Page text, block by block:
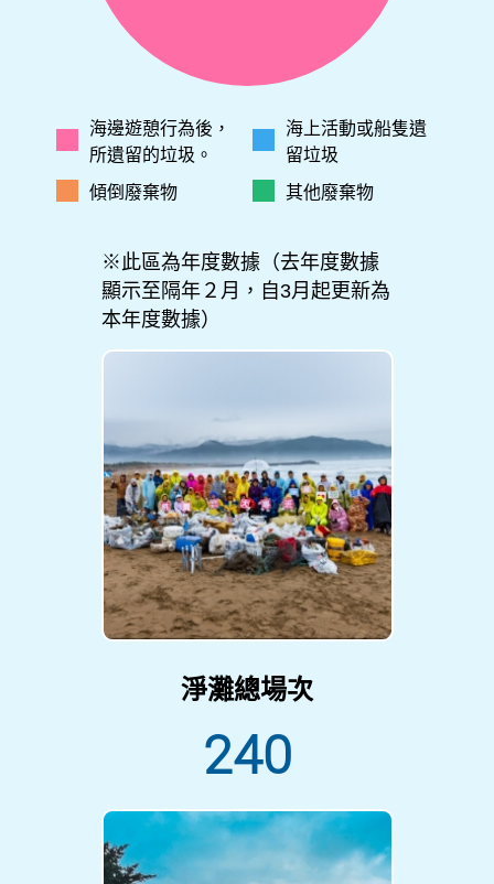
海邊遊憩行為後，
所遺留的垃圾。
海上活動或船隻遺
留垃圾
傾倒廢棄物
其他廢棄物
※此區為年度數據（去年度數據
顯示至隔年２月，自3月起更新為
本年度數據）
淨灘總場次
240